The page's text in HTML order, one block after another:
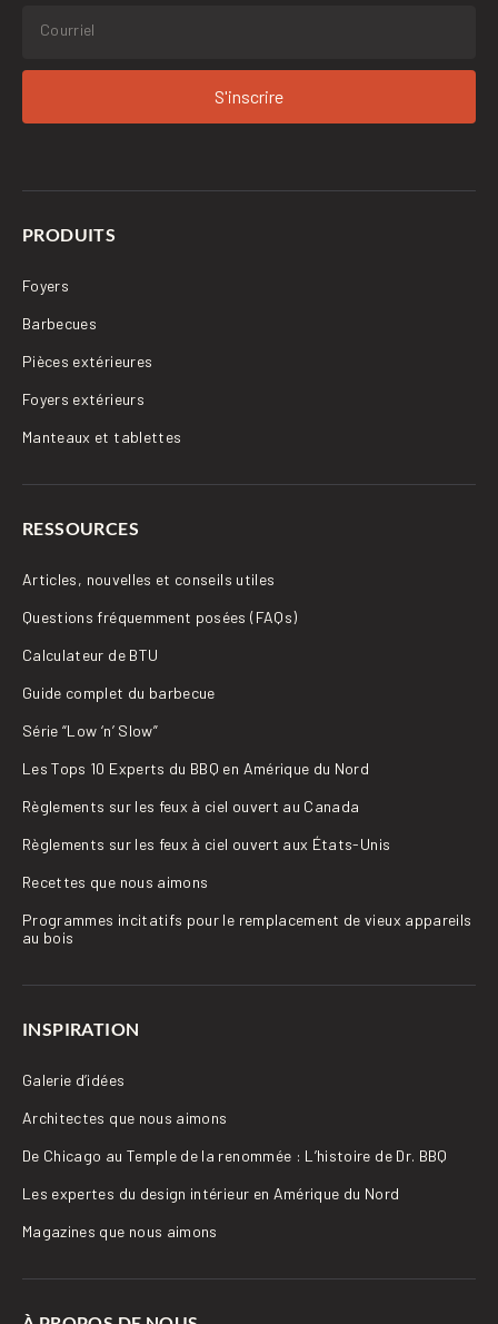
S'inscrire
PRODUITS
Foyers
Barbecues
Pièces extérieures
Foyers extérieurs
Manteaux et tablettes
RESSOURCES
Articles, nouvelles et conseils utiles
Questions fréquemment posées (FAQs)
Calculateur de BTU
Guide complet du barbecue
Série “Low ‘n’ Slow”
Les Tops 10 Experts du BBQ en Amérique du Nord
Règlements sur les feux à ciel ouvert au Canada
Règlements sur les feux à ciel ouvert aux États-Unis
Recettes que nous aimons
Programmes incitatifs pour le remplacement de vieux appareils
au bois
INSPIRATION
Galerie d’idées
Architectes que nous aimons
De Chicago au Temple de la renommée : L’histoire de Dr. BBQ
Les expertes du design intérieur en Amérique du Nord
Magazines que nous aimons